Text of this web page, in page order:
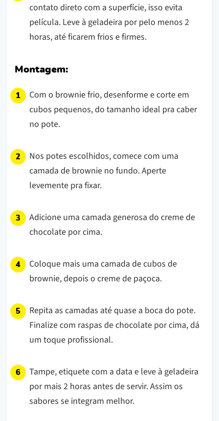
contato direto com a superfície, isso evita
película. Leve à geladeira por pelo menos 2
horas, até ficarem frios e firmes.
Montagem:
Com o brownie frio, desenforme e corte em
cubos pequenos, do tamanho ideal pra caber
no pote.
Nos potes escolhidos, comece com uma
camada de brownie no fundo. Aperte
levemente pra fixar.
Adicione uma camada generosa do creme de
chocolate por cima.
Coloque mais uma camada de cubos de
brownie, depois o creme de paçoca.
Repita as camadas até quase a boca do pote.
Finalize com raspas de chocolate por cima, dá
um toque profissional.
Tampe, etiquete com a data e leve à geladeira
por mais 2 horas antes de servir. Assim os
sabores se integram melhor.